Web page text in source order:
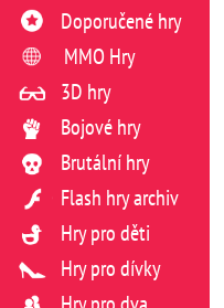
Doporučené hry
MMO Hry
3D hry
Bojové hry
Brutální hry
Flash hry archiv
Hry pro děti
Hry pro dívky